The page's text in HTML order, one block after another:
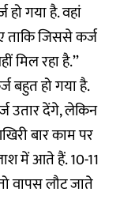
गया है. वहां
ताकि जिससे कर्ज
मिल रहा है.’’
बहुत हो गया है.
उतार देंगे, लेकिन
बार काम पर
में आते हैं. 10-11
वापस लौट जाते